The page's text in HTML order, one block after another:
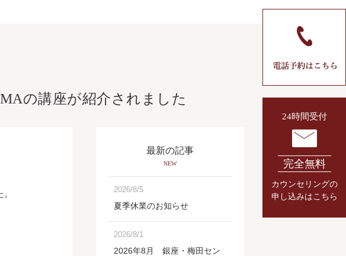
24時間受付
完全無料
カウンセリングの
申し込みはこちら
の講座が紹介されました
最新の記事
NEW
2026/8/5
夏季休業のお知らせ
2026/8/1
2026年8月 銀座・梅田セン